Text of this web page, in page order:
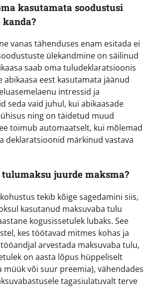
kasutamata soodustusi
vanas tähenduses enam esitada ei
ülekandmine on säilinud
saab oma tuludeklaratsioonis
abikaasa eest kasutamata jäänud
intressid ja
seda vaid juhul, kui abikaasade
ning on täidetud muud
toimub automaatselt, kui mõlemad
deklaratsioonid märkinud vastava
juurde maksma?
tekib kõige sagedamini siis,
kasutanud maksuvaba tulu
kogusissetulek lubaks. See
kes töötavad mitmes kohas ja
arvestada maksuvaba tulu,
on aasta lõpus hüppeliselt
müük või suur preemia), vähendades
tagasiulatuvalt terve